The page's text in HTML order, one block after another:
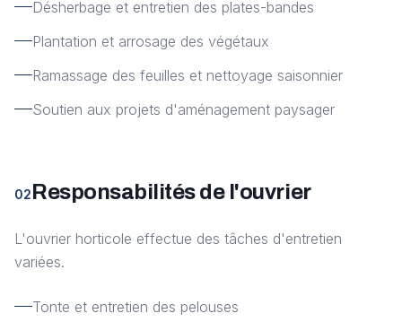
Désherbage et entretien des plates-bandes
Plantation et arrosage des végétaux
Ramassage des feuilles et nettoyage saisonnier
Soutien aux projets d'aménagement paysager
02Responsabilités de l'ouvrier
L'ouvrier horticole effectue des tâches d'entretien
variées.
Tonte et entretien des pelouses